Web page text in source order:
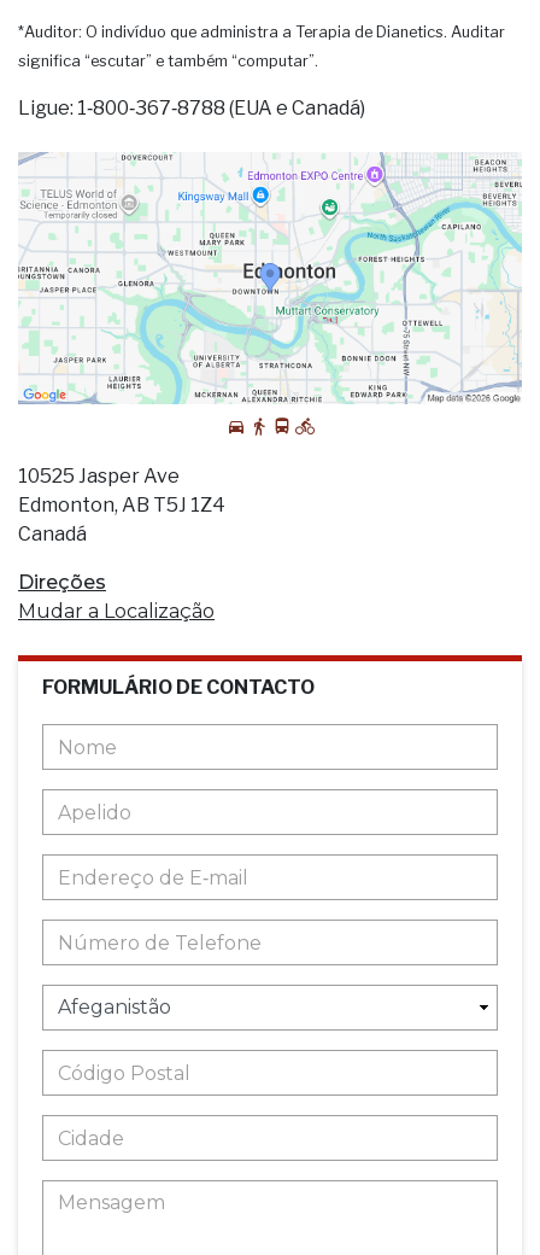
*Auditor: O indivíduo que administra a Terapia de Dianetics. Auditar
significa “escutar” e também “computar”.
Ligue: 1‑800‑367‑8788 (EUA e Canadá)
10525 Jasper Ave
Edmonton, AB T5J 1Z4
Canadá
Direções
Mudar a Localização
FORMULÁRIO DE CONTACTO